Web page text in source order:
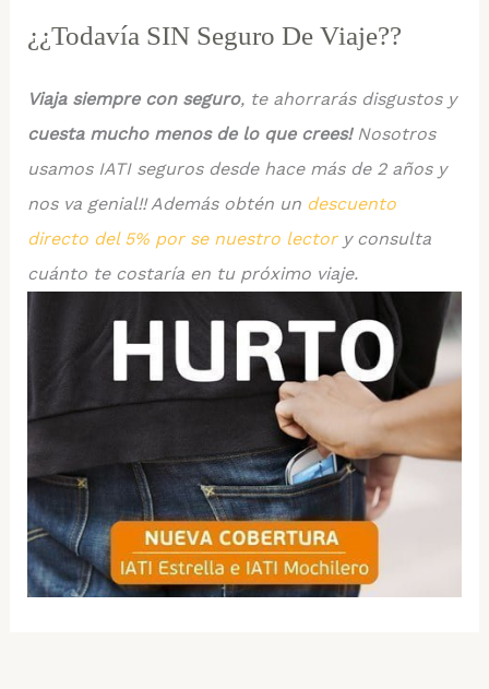
¿¿Todavía SIN Seguro De Viaje??
Viaja siempre con seguro, te ahorrarás disgustos y
cuesta mucho menos de lo que crees!Nosotros
usamos IATI seguros desde hace más de 2 años y
nos va genial!! Además obtén un descuento
directo del 5% por se nuestro lectory consulta
cuánto te costaría en tu próximo viaje.